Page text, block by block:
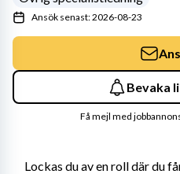
Lockas du av en roll där du
Ansök senast: 2026-08-23
Bevaka
Få mejl med